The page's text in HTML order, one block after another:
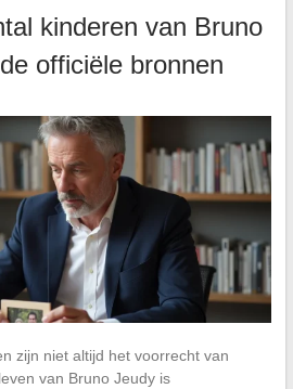
kinderen van Bruno
officiële bronnen
zijn niet altijd het voorrecht van
van Bruno Jeudy is